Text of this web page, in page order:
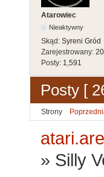
Atarowiec
Nieaktywny
Skąd: Syreni Gród
Zarejestrowany:
Posty: 1,591
Posty [
Strony
» Silly